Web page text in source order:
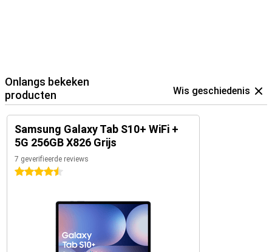
Onlangs bekeken
producten
Wis geschiedenis
Samsung Galaxy Tab S10+ WiFi +
5G 256GB X826 Grijs
7 geverifieerde reviews
4.5 sterren